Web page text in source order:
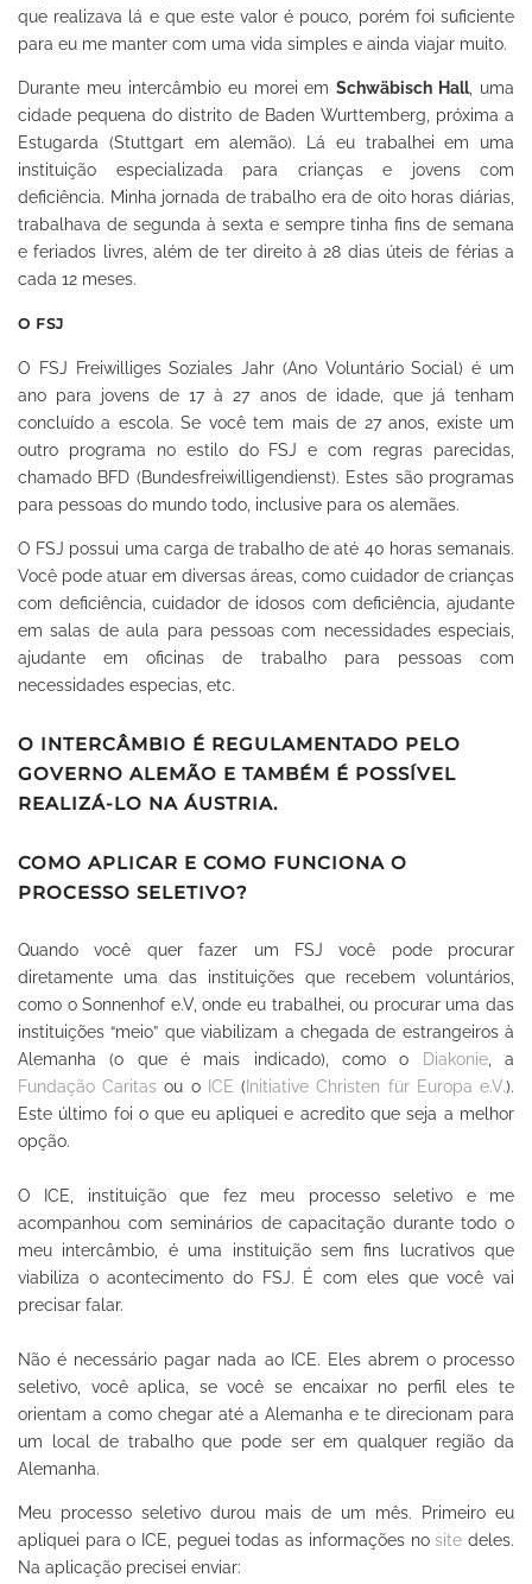
que realizava lá e que este valor é pouco, porém foi suficiente
para eu me manter com uma vida simples e ainda viajar muito.
Durante meu intercâmbio eu morei emSchwäbisch Hall, uma
cidade pequena do distrito de Baden Wurttemberg, próxima a
Estugarda (Stuttgart em alemão). Lá eu trabalhei em uma
instituição especializada para crianças e jovens com
deficiência. Minha jornada de trabalho era de oito horas diárias,
trabalhava de segunda à sexta e sempre tinha fins de semana
e feriados livres, além de ter direito à 28 dias úteis de férias a
cada 12 meses.
O FSJ
O FSJ Freiwilliges Soziales Jahr (Ano Voluntário Social) é um
ano para jovens de 17 à 27 anos de idade, que já tenham
concluído a escola. Se você tem mais de 27 anos, existe um
outro programa no estilo do FSJ e com regras parecidas,
chamado BFD (Bundesfreiwilligendienst). Estes são programas
para pessoas do mundo todo, inclusive para os alemães.
O FSJ possui uma carga de trabalho de até 40 horas semanais.
Você pode atuar em diversas áreas, como cuidador de crianças
com deficiência, cuidador de idosos com deficiência, ajudante
em salas de aula para pessoas com necessidades especiais,
ajudante em oficinas de trabalho para pessoas com
necessidades especias, etc.
O INTERCÂMBIO É REGULAMENTADO PELO
GOVERNO ALEMÃO E TAMBÉM É POSSÍVEL
REALIZÁ-LO NA ÁUSTRIA.
COMO APLICAR E COMO FUNCIONA O
PROCESSO SELETIVO?
Quando você quer fazer um FSJ você pode procurar
diretamente uma das instituições que recebem voluntários,
como o Sonnenhof e.V, onde eu trabalhei, ou procurar uma das
instituições “meio” que viabilizam a chegada de estrangeiros à
Alemanha (o que é mais indicado), como o
Diakonie, a
Fundação Caritasou o ICE( Initiative Christen für Europa e.V.).
Este último foi o que eu apliquei e acredito que seja a melhor
opção.
O ICE, instituição que fez meu processo seletivo e me
acompanhou com seminários de capacitação durante todo o
meu intercâmbio, é uma instituição sem fins lucrativos que
viabiliza o acontecimento do FSJ. É com eles que você vai
precisar falar.
Não é necessário pagar nada ao ICE. Eles abrem o processo
seletivo, você aplica, se você se encaixar no perfil eles te
orientam a como chegar até a Alemanha e te direcionam para
um local de trabalho que pode ser em qualquer região da
Alemanha.
Meu processo seletivo durou mais de um mês. Primeiro eu
apliquei para o ICE, peguei todas as informações nositedeles.
Na aplicação precisei enviar: